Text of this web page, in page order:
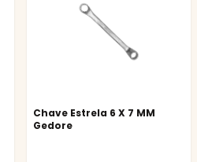
Chave Estrela 6 X 7 MM
Gedore